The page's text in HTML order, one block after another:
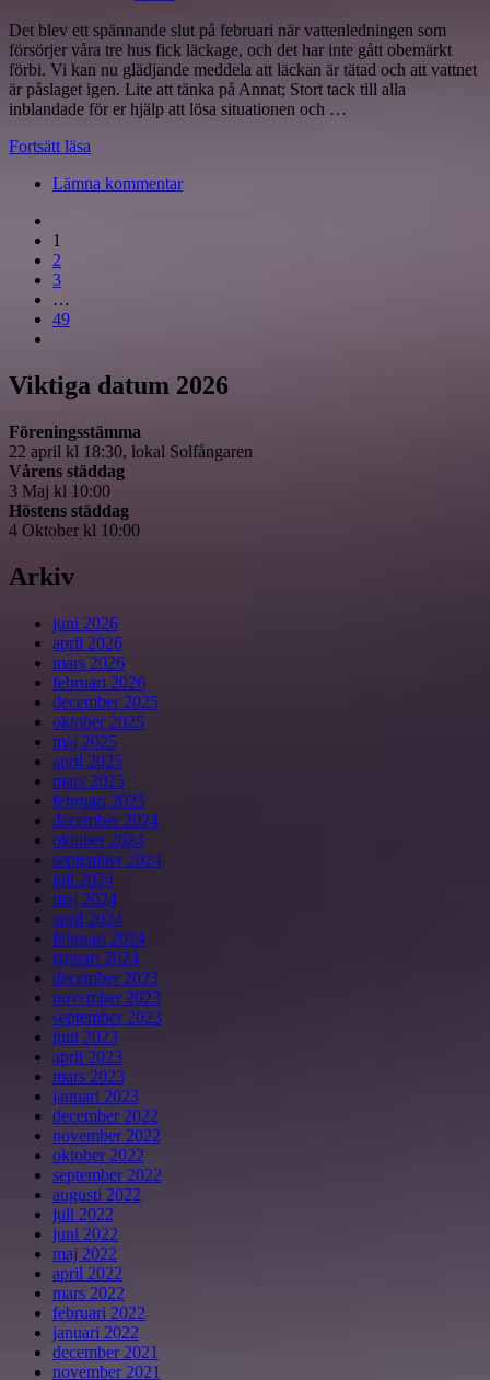
Det blev ett spännande slut på februari när vattenledningen som
försörjer våra tre hus fick läckage, och det har inte gått obemärkt
förbi. Vi kan nu glädjande meddela att läckan är tätad och att vattnet
är påslaget igen. Lite att tänka på Annat; Stort tack till alla
inblandade för er hjälp att lösa situationen och …
Fortsätt läsa
Lämna kommentar
1
2
3
…
49
Viktiga datum 2026
Föreningsstämma
22 april kl 18:30, lokal Solfångaren
Vårens städdag
3 Maj kl 10:00
Höstens städdag
4 Oktober kl 10:00
Arkiv
juni 2026
april 2026
mars 2026
februari 2026
december 2025
oktober 2025
maj 2025
april 2025
mars 2025
februari 2025
december 2024
oktober 2024
september 2024
juli 2024
maj 2024
april 2024
februari 2024
januari 2024
december 2023
november 2023
september 2023
juni 2023
april 2023
mars 2023
januari 2023
december 2022
november 2022
oktober 2022
september 2022
augusti 2022
juli 2022
juni 2022
maj 2022
april 2022
mars 2022
februari 2022
januari 2022
december 2021
november 2021